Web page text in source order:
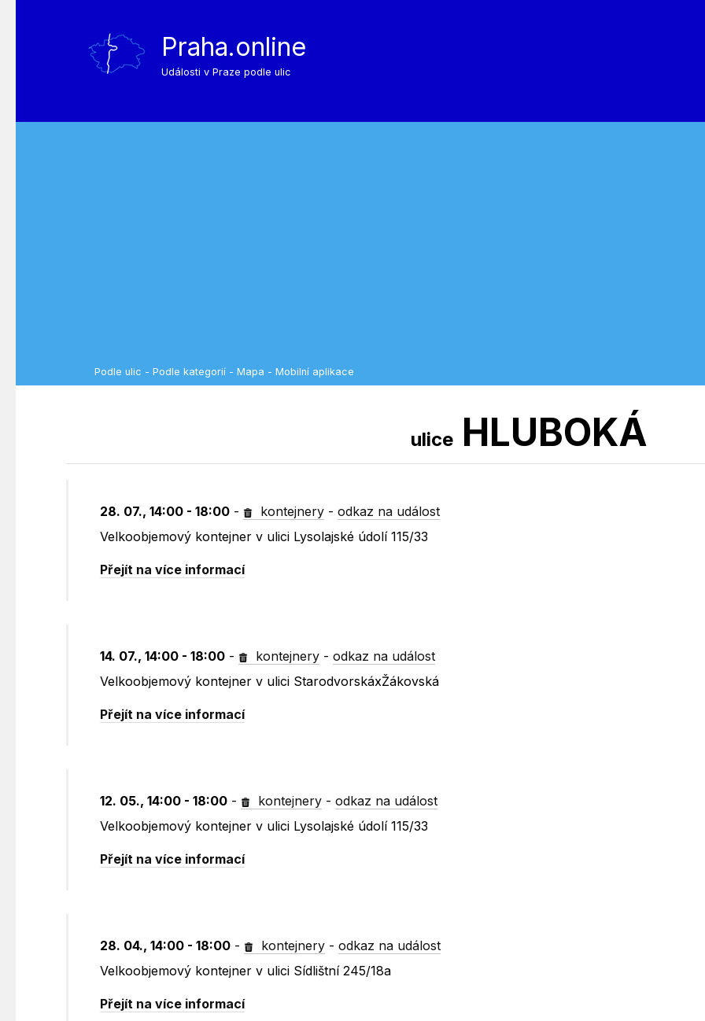
Praha.online
Události v Praze podle ulic
Podle ulic - Podle kategorií - Mapa - Mobilní aplikace
uliceHLUBOKÁ
28. 07., 14:00 - 18:00 - kontejnery -odkaz na událost
Velkoobjemový kontejner v ulici Lysolajské údolí 115/33
Přejít na více informací
14. 07., 14:00 - 18:00 - kontejnery -odkaz na událost
Velkoobjemový kontejner v ulici StarodvorskáxŽákovská
Přejít na více informací
12. 05., 14:00 - 18:00 - kontejnery -odkaz na událost
Velkoobjemový kontejner v ulici Lysolajské údolí 115/33
Přejít na více informací
28. 04., 14:00 - 18:00 - kontejnery -odkaz na událost
Velkoobjemový kontejner v ulici Sídlištní 245/18a
Přejít na více informací